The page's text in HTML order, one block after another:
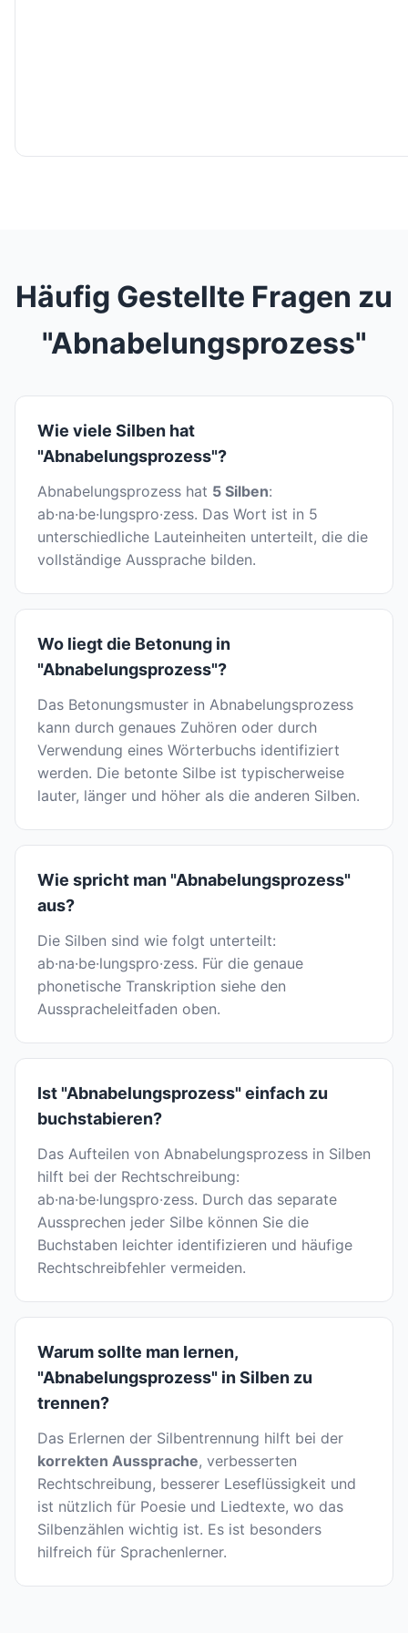
Häufig Gestellte Fragen zu
"Abnabelungsprozess"
Wie viele Silben hat
"Abnabelungsprozess"?
Abnabelungsprozess hat 5 Silben:
ab·na·be·lungspro·zess. Das Wort ist in 5
unterschiedliche Lauteinheiten unterteilt, die die
vollständige Aussprache bilden.
Wo liegt die Betonung in
"Abnabelungsprozess"?
Das Betonungsmuster in Abnabelungsprozess
kann durch genaues Zuhören oder durch
Verwendung eines Wörterbuchs identifiziert
werden. Die betonte Silbe ist typischerweise
lauter, länger und höher als die anderen Silben.
Wie spricht man "Abnabelungsprozess"
aus?
Die Silben sind wie folgt unterteilt:
ab·na·be·lungspro·zess. Für die genaue
phonetische Transkription siehe den
Ausspracheleitfaden oben.
Ist "Abnabelungsprozess" einfach zu
buchstabieren?
Das Aufteilen von Abnabelungsprozess in Silben
hilft bei der Rechtschreibung:
ab·na·be·lungspro·zess. Durch das separate
Aussprechen jeder Silbe können Sie die
Buchstaben leichter identifizieren und häufige
Rechtschreibfehler vermeiden.
Warum sollte man lernen,
"Abnabelungsprozess" in Silben zu
trennen?
Das Erlernen der Silbentrennung hilft bei der
korrekten Aussprache, verbesserten
Rechtschreibung, besserer Leseflüssigkeit und
ist nützlich für Poesie und Liedtexte, wo das
Silbenzählen wichtig ist. Es ist besonders
hilfreich für Sprachenlerner.